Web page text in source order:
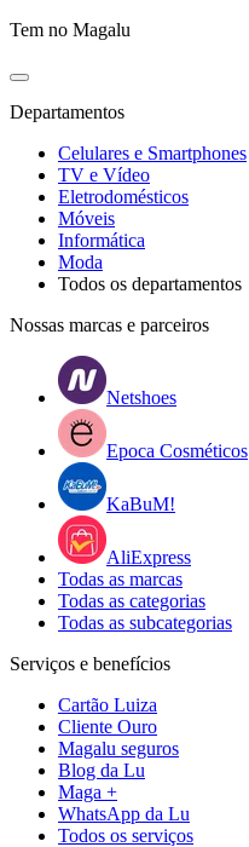
Tem no Magalu
Departamentos
Celulares e Smartphones
TV e Vídeo
Eletrodomésticos
Móveis
Informática
Moda
Todos os departamentos
Nossas marcas e parceiros
Netshoes
Epoca Cosméticos
KaBuM!
AliExpress
Todas as marcas
Todas as categorias
Todas as subcategorias
Serviços e benefícios
Cartão Luiza
Cliente Ouro
Magalu seguros
Blog da Lu
Maga +
WhatsApp da Lu
Todos os serviços